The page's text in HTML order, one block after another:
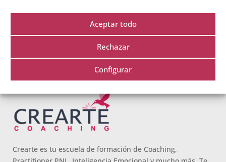
Aceptar todo
Rechazar
Configurar
Crearte es tu escuela de formación de Coaching,